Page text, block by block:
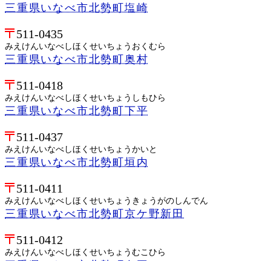
三重県いなべ市北勢町塩崎
511-0435
みえけんいなべしほくせいちょうおくむら
三重県いなべ市北勢町奥村
511-0418
みえけんいなべしほくせいちょうしもひら
三重県いなべ市北勢町下平
511-0437
みえけんいなべしほくせいちょうかいと
三重県いなべ市北勢町垣内
511-0411
みえけんいなべしほくせいちょうきょうがのしんでん
三重県いなべ市北勢町京ケ野新田
511-0412
みえけんいなべしほくせいちょうむこひら